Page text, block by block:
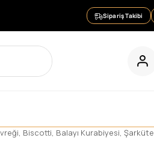
Sipariş Takibi
Biscotti, Balayı Kurabiyesi,